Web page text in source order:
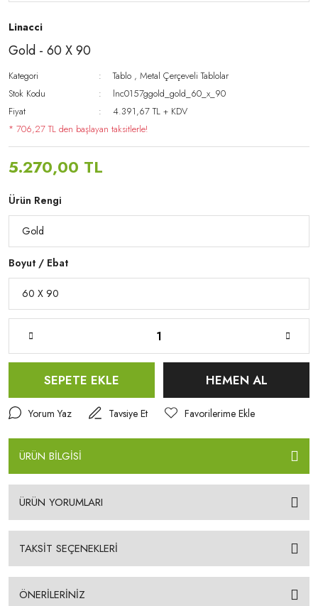
Linacci
Gold - 60 X 90
Kategori Tablo ,Metal Çerçeveli Tablolar
Stok Kodu
lnc0157ggold_gold_60_x_90
Fiyat
4.391,67 TL + KDV
* 706,27 TL den başlayan taksitlerle!
5.270,00 TL
Ürün Rengi
Boyut / Ebat
SEPETE EKLE HEMEN AL
Yorum Yaz Tavsiye Et
ÜRÜN BİLGİSİ
ÜRÜN YORUMLARI
TAKSİT SEÇENEKLERİ
ÖNERİLERİNİZ